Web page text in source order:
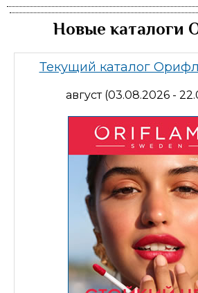
Новые каталоги
Текущий каталог
август (03.08.2026 -